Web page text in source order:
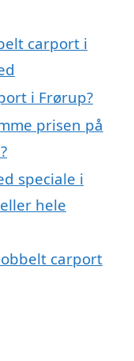
carport i
i Frørup?
prisen på
speciale i
hele
carport